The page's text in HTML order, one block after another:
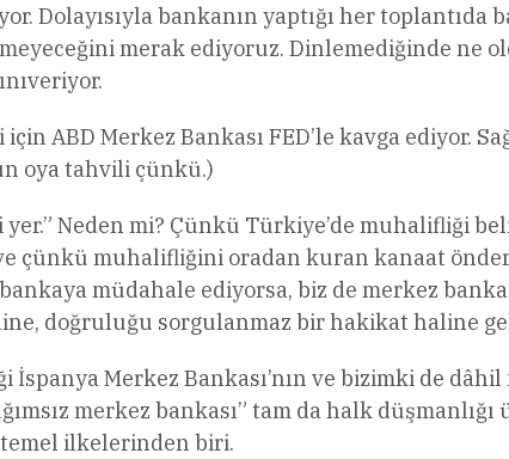
Dolayısıyla bankanın yaptığı her toplantıda
merak ediyoruz. Dinlemediğinde ne
ABD Merkez Bankası FED’le kavga ediyor.
oya tahvili çünkü.)
yer.” Neden mi? Çünkü Türkiye’de muhalifliği
çünkü muhalifliğini oradan kuran kanaat
müdahale ediyorsa, biz de merkez
doğruluğu sorgulanmaz bir hakikat haline
Merkez Bankası’nın ve bizimki de dâhil
merkez bankası” tam da halk
ilkelerinden biri.